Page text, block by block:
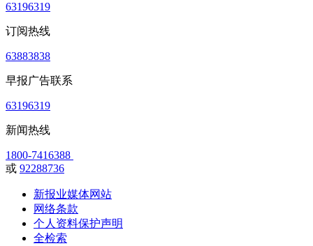
63196319
订阅热线
63883838
早报广告联系
63196319
新闻热线
1800-7416388
或 92288736
新报业媒体网站
网络条款
个人资料保护声明
全检索